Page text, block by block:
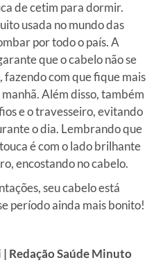
de cetim para dormir.
usada no mundo das
por todo o país. A
que o cabelo não se
fazendo com que fique mais
Além disso, também
e o travesseiro, evitando
o dia. Lembrando que
é com o lado brilhante
encostando no cabelo.
seu cabelo está
período ainda mais bonito!
Redação Saúde Minuto